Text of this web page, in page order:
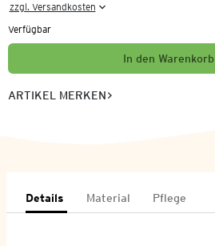
zzgl. Versandkosten
Verfügbar
In den Warenkorb
ARTIKEL MERKEN
Details Material Pflege